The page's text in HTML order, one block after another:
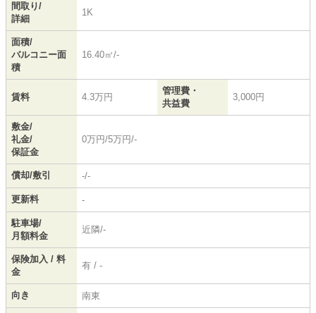
間取り/
詳細
1K
面積/
バルコニー面
積
16.40㎡/-
賃料 4.3万円
管理費・
共益費
3,000円
敷金/
礼金/
保証金
0万円/5万円/-
償却/敷引 -/-
更新料 -
駐車場/
月額料金
近隣/-
保険加入 / 料
金
有 / -
向き 南東